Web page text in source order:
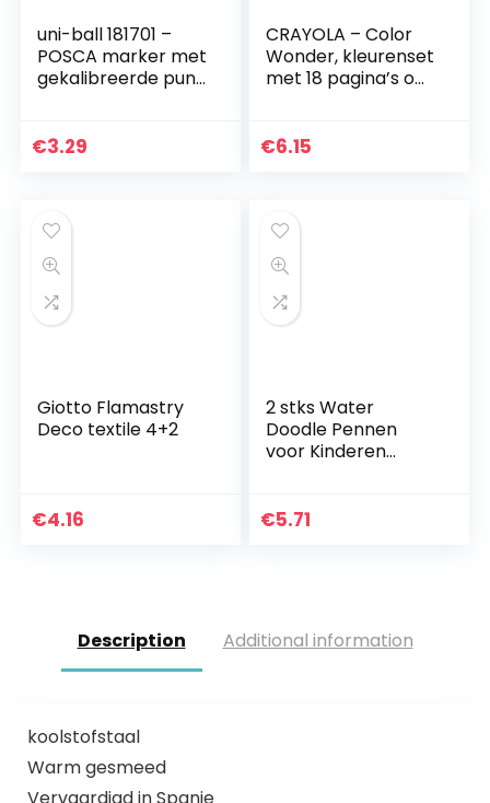
uni-ball 181701 –
POSCA marker met
gekalibreerde punt,
€3.29
CRAYOLA – Color
Wonder, kleurenset
met 18 pagina’s om
vlekken, motief
€6.15
Giotto Flamastry
Deco textile 4+2
€4.16
2 stks Water
Doodle Pennen
voor Kinderen
Kleurpennen voor
€5.71
Description Additional information
koolstofstaal
Warm gesmeed
Vervaardigd in Spanje